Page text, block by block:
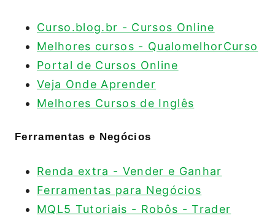
Curso.blog.br - Cursos Online
Melhores cursos - QualomelhorCurso
Portal de Cursos Online
Veja Onde Aprender
Melhores Cursos de Inglês
Ferramentas e Negócios
Renda extra - Vender e Ganhar
Ferramentas para Negócios
MQL5 Tutoriais - Robôs - Trader